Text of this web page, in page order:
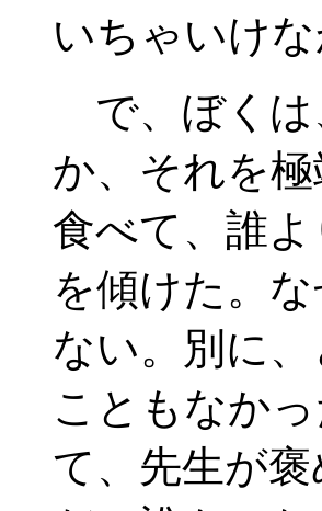
いちゃいけ
で、ぼくは
か、それを
食べて、誰
を傾けた。
ない。別に
こともなか
て、先生が